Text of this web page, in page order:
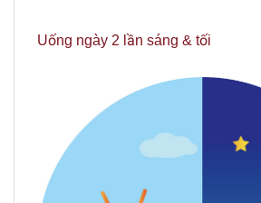
Uống ngày 2 lần sáng & tối